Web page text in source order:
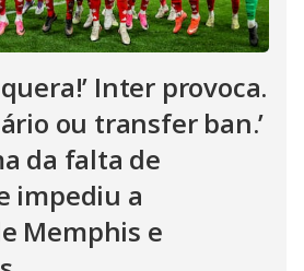
Inter provoca.
ou transfer ban.’
da falta de
impediu a
Memphis e